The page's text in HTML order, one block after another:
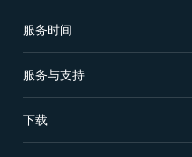
服务时间
服务与支持
下载